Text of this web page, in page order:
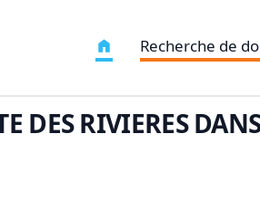
Recherche de
DES RIVIERES